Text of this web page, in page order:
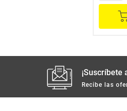
¡Suscríbete
Recibe las